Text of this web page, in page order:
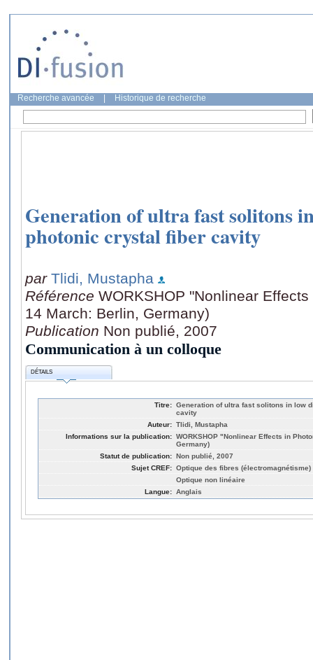
Recherche avancée Historique de recherche
Generation of ultra fast solitons
photonic crystal fiber cavity
par Tlidi, Mustapha
Référence WORKSHOP "Nonlinear
14 March: Berlin, Germany)
Publication Non publié, 2007
Communication à un colloque
DÉTAILS
Titre: Generation of ultra fast solitons in low
cavity
Auteur: Tlidi, Mustapha
Informations sur la publication: WORKSHOP "Nonlinear Effects in
Germany)
Statut de publication: Non publié, 2007
Sujet CREF: Optique des fibres (électromagnétisme)
Optique non linéaire
Langue: Anglais